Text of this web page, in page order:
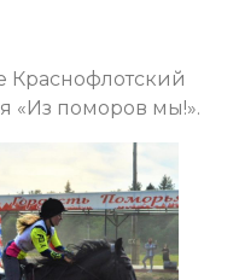
Краснофлотский
«Из поморов мы!».